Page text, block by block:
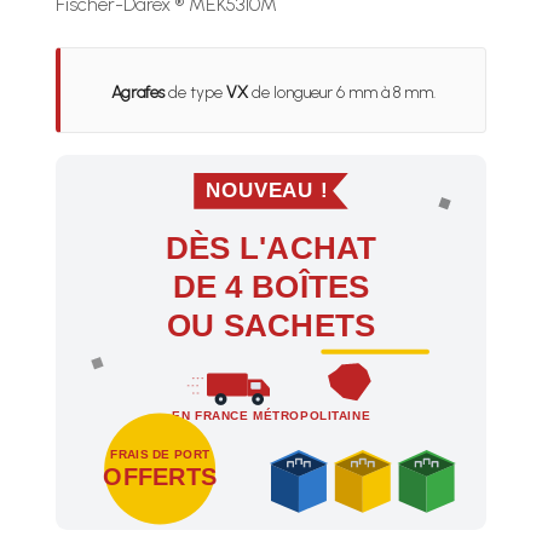
Agrafesde typeVXde longueur 6 mm à 8 mm.
NOUVEAU !
DÈS L'ACHAT
DE 4 BOÎTES
OU SACHETS
EN FRANCE MÉTROPOLITAINE
FRAIS DE PORT
OFFERTS